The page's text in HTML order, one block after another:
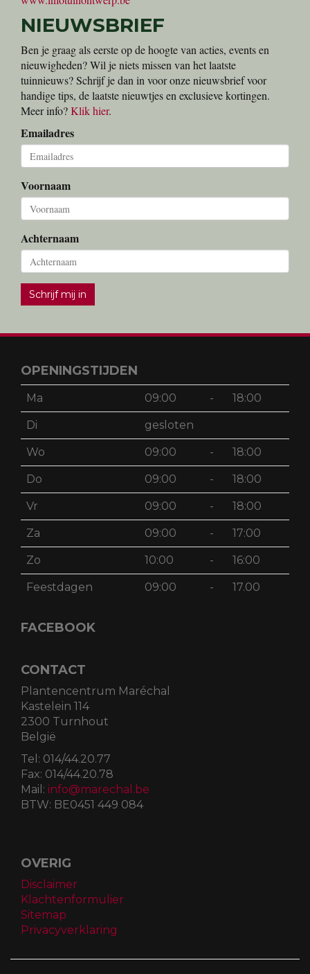
NIEUWSBRIEF
Ben je graag als eerste op de hoogte van acties, events en
nieuwigheden? Wil je niets missen van het laatste
tuinnieuws? Schrijf je dan in voor onze nieuwsbrief voor
handige tips, de laatste nieuwtjes en exclusieve kortingen.
Meer info?Klik hier.
Emailadres
Voornaam
Achternaam
Schrijf mij in
OPENINGSTIJDEN
Ma 09:00 - 18:00
Di gesloten
Wo 09:00 - 18:00
Do 09:00 - 18:00
Vr 09:00 - 18:00
Za 09:00 - 17:00
Zo 10:00 - 16:00
Feestdagen 09:00 - 17.00
FACEBOOK
CONTACT
Plantencentrum Maréchal
Kastelein 114
2300 Turnhout
België
Tel: 014/44.20.77
Fax: 014/44.20.78
Mail: info@marechal.be
BTW: BE0451 449 084
OVERIG
Disclaimer
Klachtenformulier
Sitemap
Privacyverklaring